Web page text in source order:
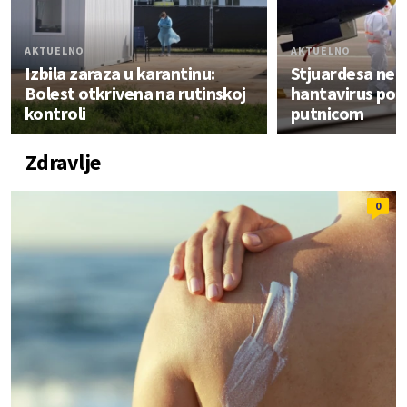
AKTUELNO
Izbila zaraza u karantinu:
Bolest otkrivena na rutinskoj
kontroli
AKTUELNO
Stjuardesa
hantavirus
putnicom
Zdravlje
0